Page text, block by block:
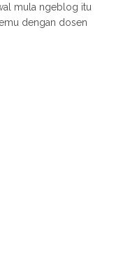
mula ngeblog itu
dengan dosen